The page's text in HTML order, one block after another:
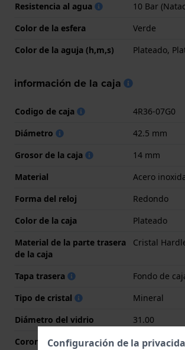
Resistencia al agua
10 Bar
Color de la esfera
Verde
Color de la aguja (h,m,s)
Plateado,
información de la caja
Codigo de caja
4R36-07G0
Diámetro
42.5 mm
Grosor de la caja
14 mm
Material
Acero
Forma del reloj
Redondo
Color de la caja
Plateado
Material de la parte trasera
de la caja
Cristal
Tapa trasera
Fondo de
Tipo de cristal
Mineral
Diámetro del vidrio
31.00
Corona
Corona tipo
Configuración de la